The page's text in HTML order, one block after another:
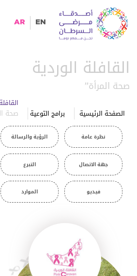
AR EN
القافلة الوردية
صحة المرأة”
الصفحة الرئيسية برامج التوعية صحة
نظرة عامة الرؤية والرسالة
جهة الاتصال التبرع
فيديو الموارد